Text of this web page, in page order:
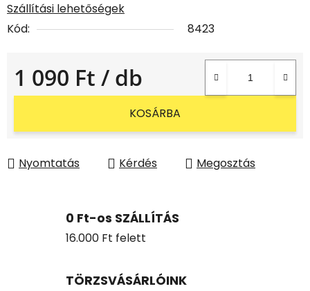
Szállítási lehetőségek
Kód:
8423
1 090 Ft / db
Egységár:
KOSÁRBA
Nyomtatás Kérdés Megosztás
0 Ft-os SZÁLLÍTÁS
16.000 Ft felett
TÖRZSVÁSÁRLÓINK